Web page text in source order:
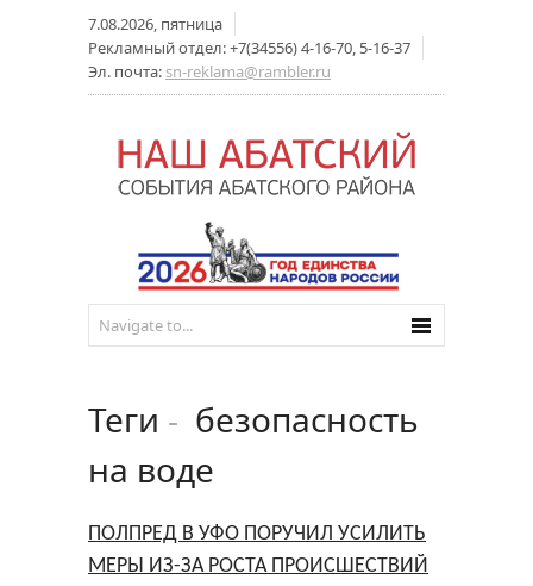
7.08.2026, пятница
Рекламный отдел: +7(34556) 4-16-70, 5-16-37
Эл. почта: sn-reklama@rambler.ru
Теги - безопасность
на воде
ПОЛПРЕД В УФО ПОРУЧИЛ УСИЛИТЬ
МЕРЫ ИЗ-ЗА РОСТА ПРОИСШЕСТВИЙ